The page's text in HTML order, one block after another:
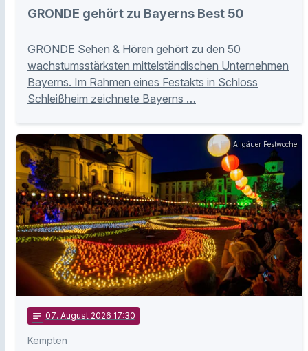
GRONDE gehört zu Bayerns Best 50
GRONDE Sehen & Hören gehört zu den 50
wachstumsstärksten mittelständischen Unternehmen
Bayerns. Im Rahmen eines Festakts in Schloss
Schleißheim zeichnete Bayerns …
Allgäuer Festwoche
notes 07. August 2026 17:30
Kempten